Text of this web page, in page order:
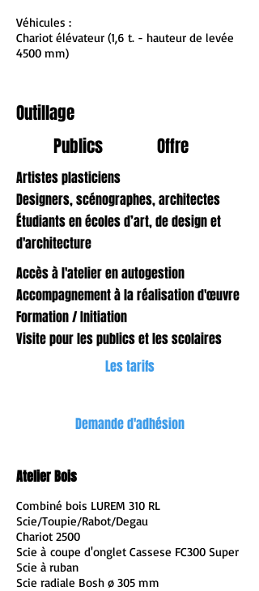
Véhicules :
Chariot élévateur (1,6 t. - hauteur de levée
4500 mm)
Outillage
Publics
Offre
Artistes plasticiens
Designers, scénographes, architectes
Étudiants en écoles d’art, de design et
d'architecture
Accès à l'atelier en autogestion
Accompagnement à la réalisation d'œuvre
Formation / Initiation
Visite pour les publics et les scolaires
Les tarifs
Demande d'adhésion
Atelier Bois
Combiné bois LUREM 310 RL
Scie/Toupie/Rabot/Degau
Chariot 2500
Scie à coupe d'onglet Cassese FC300 Super
Scie à ruban
Scie radiale Bosh ø 305 mm